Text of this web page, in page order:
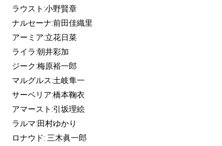
ラウスト:小野賢章
ナルセーナ:前田佳織里
アーミア:立花日菜
ライラ:朝井彩加
ジーク:梅原裕一郎
マルグルス:土岐隼一
サーベリア:橋本鞠衣
アマースト:引坂理絵
ラルマ:田村ゆかり
ロナウド: 三木眞一郎